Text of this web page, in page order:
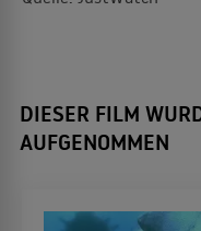
DIESER FILM
AUFGENOMMEN